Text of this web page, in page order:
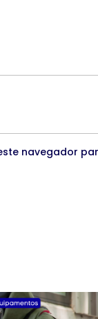
navegador